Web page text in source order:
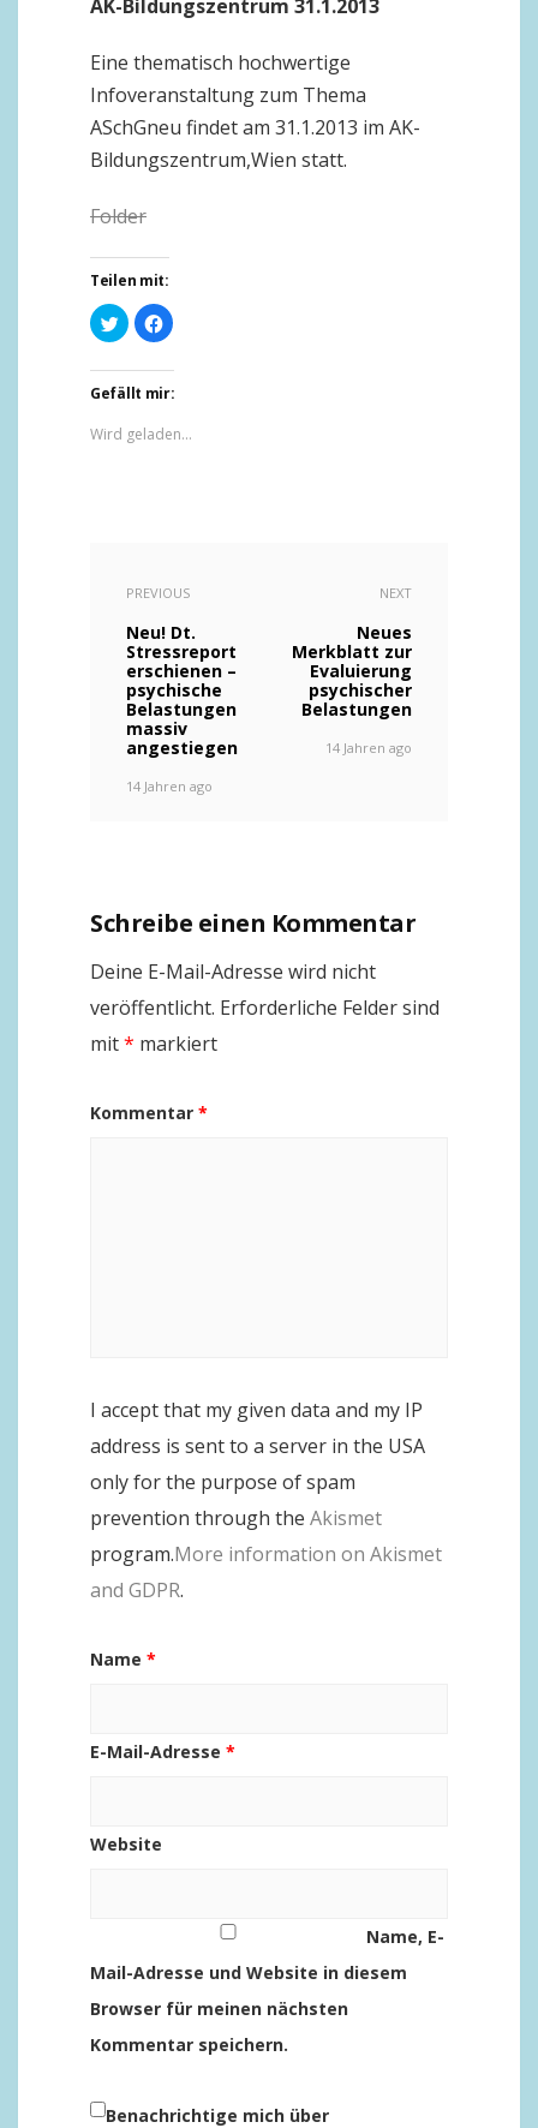
AK-Bildungszentrum 31.1.2013
Eine thematisch hochwertige
Infoveranstaltung zum Thema
ASchGneu findet am 31.1.2013 im AK-
Bildungszentrum,Wien statt.
Folder
Teilen mit:
Klick,
um
über
zu
teilen
(Wird
neuem
Fenster
Klick,
um
zu
teilen
(Wird
neuem
Gefällt mir:
Wird geladen...
PREVIOUS
Neu! Dt.
Stressreport
erschienen –
psychische
Belastungen
massiv
angestiegen
14 Jahren ago
NEXT
Neues
Merkblatt zur
Evaluierung
psychischer
Belastungen
14 Jahren ago
Schreibe einen Kommentar
Deine E-Mail-Adresse wird nicht
veröffentlicht. Erforderliche Felder sind
mit* markiert
Kommentar *
I accept that my given data and my IP
address is sent to a server in the USA
only for the purpose of spam
prevention through the Akismet
program.More information on Akismet
and GDPR.
Name *
E-Mail-Adresse *
Website
Name, E-
Mail-Adresse und Website in diesem
Browser für meinen nächsten
Kommentar speichern.
Benachrichtige mich über